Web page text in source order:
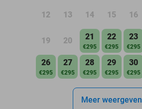
12 13 14 15 16
19 20 21
€295
22
€295
23
€295
26
€295
27
€295
28
€295
29
€295
30
€295
Meer weergeven